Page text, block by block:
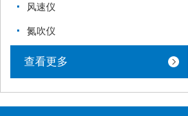
风速仪
氮吹仪
查看更多